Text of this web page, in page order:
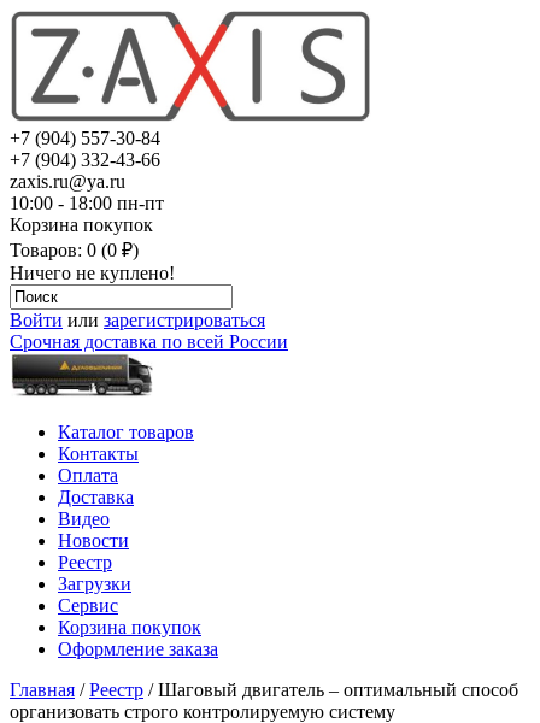
+7 (904) 557-30-84
+7 (904) 332-43-66
zaxis.ru@ya.ru
10:00 - 18:00 пн-пт
Корзина покупок
Товаров: 0 (0 ₽)
Ничего не куплено!
Войти или зарегистрироваться
Срочная доставка по всей России
Каталог товаров
Контакты
Оплата
Доставка
Видео
Новости
Реестр
Загрузки
Сервис
Корзина покупок
Оформление заказа
Главная /Реестр / Шаговый двигатель – оптимальный способ
организовать строго контролируемую систему